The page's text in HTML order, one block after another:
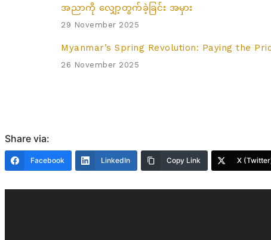
အညာကို လျှော့တွက်ခဲ့ခြင်း အမှား
29 November 2025
Myanmar’s Spring Revolution: Paying the
26 November 2025
Share via:
Facebook LinkedIn Copy Link X